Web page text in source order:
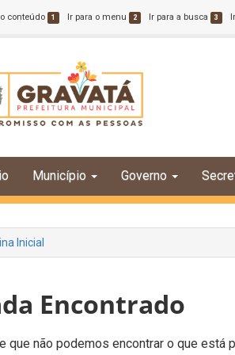
conteúdo 1 Ir para o menu 2 Ir para a busca 3
Município Governo
Inicial
Encontrado
que não podemos encontrar o que está